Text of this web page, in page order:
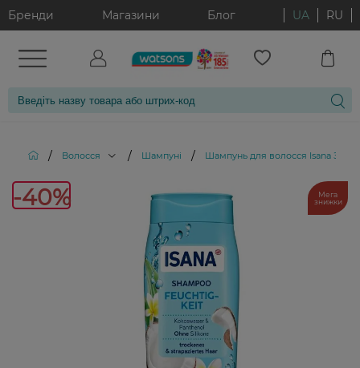
Бренди Магазини Блог UA RU
/ Волосся / Шампуні / Шампунь для волосся Isana
-40%
Мега
знижки